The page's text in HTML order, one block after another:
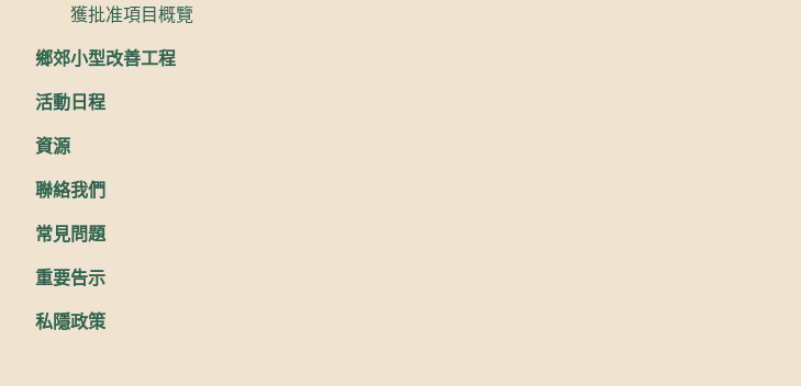
獲批准項目概覽
鄉郊小型改善工程
活動日程
資源
聯絡我們
常見問題
重要告示
私隱政策